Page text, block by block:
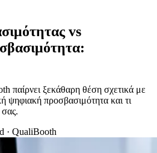
vs
παίρνει ξεκάθαρη θέση σχετικά με
ψηφιακή προσβασιμότητα και τι
σας.
· QualiBooth